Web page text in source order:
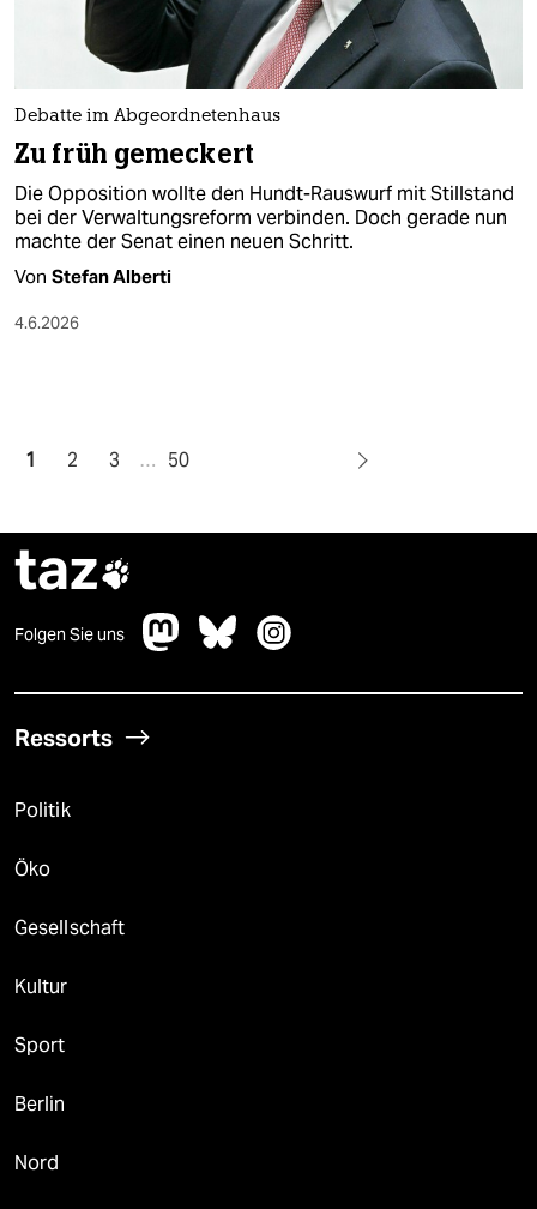
Debatte im Abgeordnetenhaus
Zu früh gemeckert
Die Opposition wollte den Hundt-Rauswurf mit Stillstand
bei der Verwaltungsreform verbinden. Doch gerade nun
machte der Senat einen neuen Schritt.
Von Stefan Alberti
4.6.2026
1 2 3 … 50
taz
Folgen Sie uns
Ressorts
Politik
Öko
Gesellschaft
Kultur
Sport
Berlin
Nord